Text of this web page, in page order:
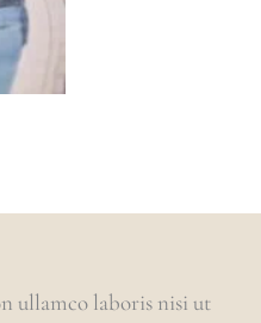
ullamco laboris nisi ut